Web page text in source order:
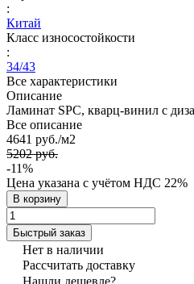
:
Китай
Класс износостойкости
:
34/43
Все характеристики
Описание
Ламинат SPC, кварц-винил с
Все описание
4641 руб./м2
5202 руб.
-11%
Цена указана с учётом НДС 22%
В корзину
Быстрый заказ
Нет в наличии
Рассчитать доставку
Нашли дешевле?